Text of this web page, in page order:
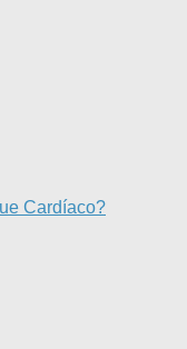
Cardíaco?